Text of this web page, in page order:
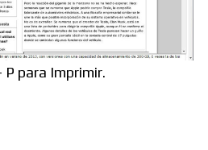
P para Imprimir.